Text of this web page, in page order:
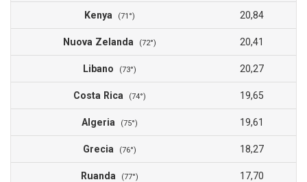
Kenya (71°) 20,84
Nuova Zelanda (72°) 20,41
Libano (73°) 20,27
Costa Rica (74°) 19,65
Algeria (75°) 19,61
Grecia (76°) 18,27
Ruanda (77°) 17,70